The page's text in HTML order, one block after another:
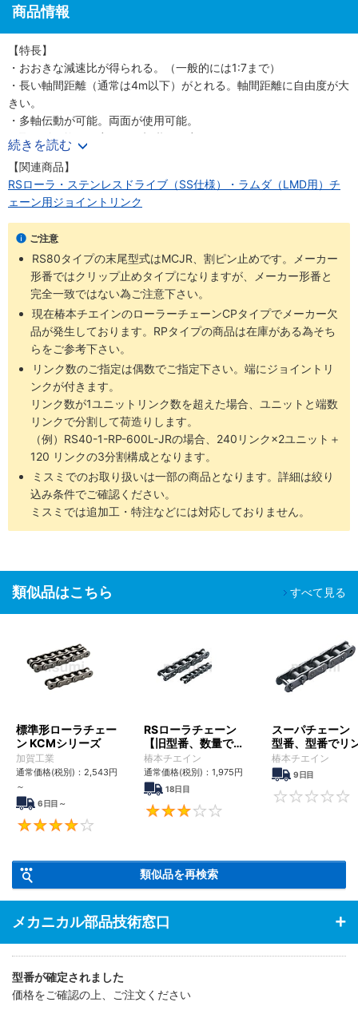
商品情報
【特長】
・おおきな減速比が得られる。（一般的には1:7まで）
・長い軸間距離（通常は4m以下）がとれる。軸間距離に自由度が大
きい。
・多軸伝動が可能。両面が使用可能。
・取り付け換えが容易。（切継ぎが容易）
・短い軸間距離でチェーンに支持があるなら軸が垂直でも駆動使用
可能。
・同一トルクでベルトに比べてスプロケット径を小さくできる。
・力の伝達が多くの歯数で行われるので、スプロケットの歯の摩耗
はギヤよりも有利。
・ギヤに比べ衝撃吸収能力が高い。
続きを読む
【関連商品】
RSローラ・ステンレスドライブ（SS仕様）・ラムダ（LMD用）チ
ェーン用ジョイントリンク
ご注意
RS80タイプの末尾型式はMCJR、割ピン止めです。メーカー
形番ではクリップ止めタイプになりますが、メーカー形番と
完全一致ではない為ご注意下さい。
現在椿本チエインのローラーチェーンCPタイプでメーカー欠
品が発生しております。RPタイプの商品は在庫がある為そち
らをご参考下さい。
リンク数のご指定は偶数でご指定下さい。端にジョイントリ
ンクが付きます。
リンク数が1ユニットリンク数を超えた場合、ユニットと端数
リンクで分割して荷造りします。
（例）RS40-1-RP-600L-JRの場合、240リンク×2ユニット＋
120 リンクの3分割構成となります。
ミスミでのお取り扱いは一部の商品となります。詳細は絞り
込み条件でご確認ください。
ミスミでは追加工・特注などには対応しておりません。
類似品はこちら すべて見る
標準形ローラチェー
ン KCMシリーズ
加賀工業
通常価格(税別)： 2,543円
～
6日目～
RSローラチェーン
【旧型番、数量でリ
ンク数指定】
椿本チエイン
通常価格(税別)： 1,975円
18日目
スーパチェーン
型番、型番でリ
数指定】
椿本チエイン
9日目
類似品を再検索
メカニカル部品技術窓口
型番が確定されました
価格をご確認の上、ご注文ください